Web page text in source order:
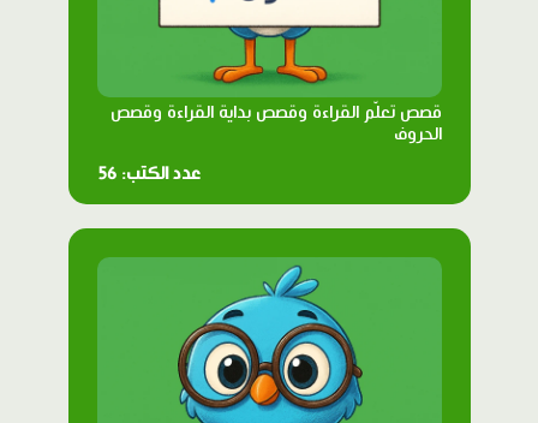
قصص تعلّم القراءة وقصص بداية القراءة وقصص
الحروف
عدد الكتب: 56